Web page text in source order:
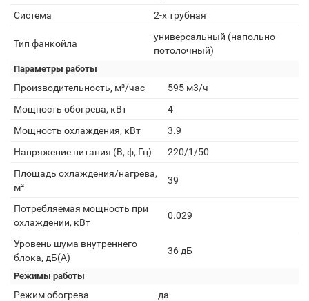
Система
2-х трубная
Тип фанкойла
универсальный (напольно-
потолочный)
Параметры работы
Производительность, м³/час
595 м3/ч
Мощность обогрева, кВт
4
Мощность охлаждения, кВт
3.9
Напряжение питания (В, ф, Гц)
220/1/50
Площадь охлаждения/нагрева,
м²
39
Потребляемая мощность при
охлаждении, кВт
0.029
Уровень шума внутреннего
блока, дБ(А)
36 дБ
Режимы работы
Режим обогрева да